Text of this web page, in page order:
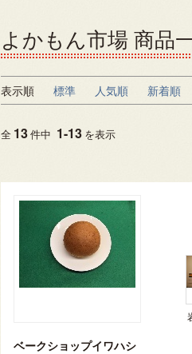
よかもん市場 商品
表示順 標準 人気順 新着順
全 13件中 1-13 を表示
ベークショップイワハシ